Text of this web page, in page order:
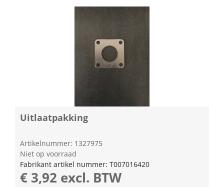
Uitlaatpakking
Artikelnummer: 1327975
Niet op voorraad
Fabrikant artikel nummer: T007016420
€ 3,92 excl. BTW